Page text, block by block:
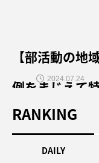
【部活動の地
例をまじえて
2024.07.24
RANKING
DAILY